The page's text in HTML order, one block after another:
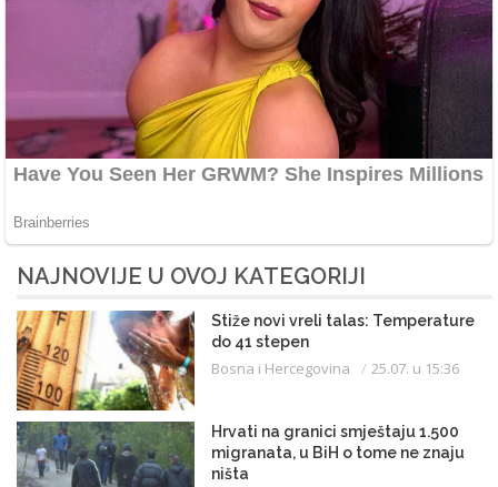
NAJNOVIJE U OVOJ KATEGORIJI
Stiže novi vreli talas: Temperature
do 41 stepen
Bosna i Hercegovina 25.07. u 15:36
Hrvati na granici smještaju 1.500
migranata, u BiH o tome ne znaju
ništa